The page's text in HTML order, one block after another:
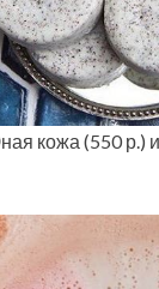
кожа (550 р.)